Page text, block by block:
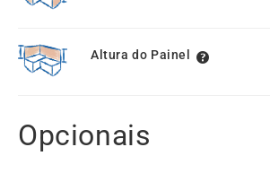
Altura do Painel
Opcionais